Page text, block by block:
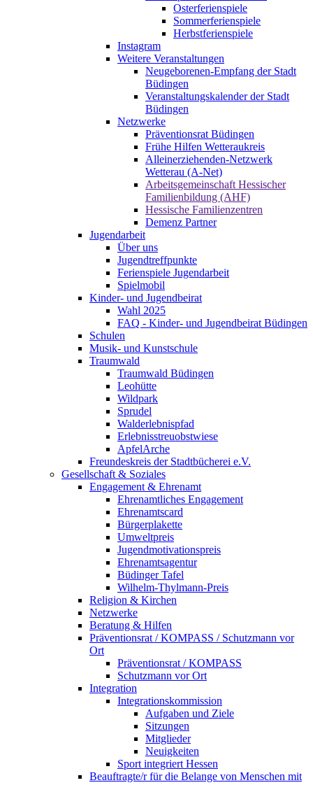
Osterferienspiele
Sommerferienspiele
Herbstferienspiele
Instagram
Weitere Veranstaltungen
Neugeborenen-Empfang der Stadt
Büdingen
Veranstaltungskalender der Stadt
Büdingen
Netzwerke
Präventionsrat Büdingen
Frühe Hilfen Wetteraukreis
Alleinerziehenden-Netzwerk
Wetterau (A-Net)
Arbeitsgemeinschaft Hessischer
Familienbildung (AHF)
Hessische Familienzentren
Demenz Partner
Jugendarbeit
Über uns
Jugendtreffpunkte
Ferienspiele Jugendarbeit
Spielmobil
Kinder- und Jugendbeirat
Wahl 2025
FAQ - Kinder- und Jugendbeirat Büdingen
Schulen
Musik- und Kunstschule
Traumwald
Traumwald Büdingen
Leohütte
Wildpark
Sprudel
Walderlebnispfad
Erlebnisstreuobstwiese
ApfelArche
Freundeskreis der Stadtbücherei e.V.
Gesellschaft & Soziales
Engagement & Ehrenamt
Ehrenamtliches Engagement
Ehrenamtscard
Bürgerplakette
Umweltpreis
Jugendmotivationspreis
Ehrenamtsagentur
Büdinger Tafel
Wilhelm-Thylmann-Preis
Religion & Kirchen
Netzwerke
Beratung & Hilfen
Präventionsrat / KOMPASS / Schutzmann vor
Ort
Präventionsrat / KOMPASS
Schutzmann vor Ort
Integration
Integrationskommission
Aufgaben und Ziele
Sitzungen
Mitglieder
Neuigkeiten
Sport integriert Hessen
Beauftragte/r für die Belange von Menschen mit